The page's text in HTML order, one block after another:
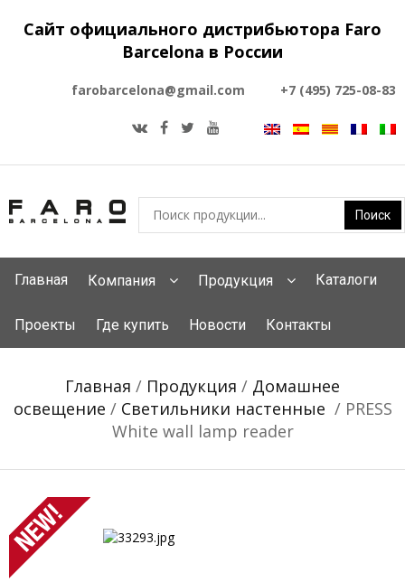
Сайт официального дистрибьютора Faro
Barcelona в России
farobarcelona@gmail.com +7 (495) 725-08-83
Главная Компания Продукция Каталоги
Проекты Где купить Новости Контакты
Главная / Продукция / Домашнее
освещение / Светильники настенные / PRESS
White wall lamp reader